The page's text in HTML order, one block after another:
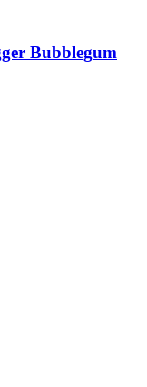
Bubblegum